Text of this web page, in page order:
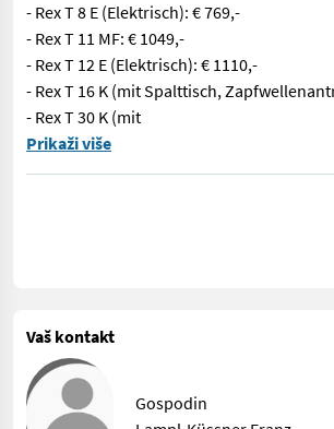
- Rex T 8 E (Elektrisch): € 769,-
- Rex T 11 MF: € 1049,-
- Rex T 12 E (Elektrisch): € 1110,-
- Rex T 16 K (mit Spalttisch,
- Rex T 30 K (mit
Die REX-Holzspalter mit
Prikaži više
Vaš kontakt
Gospodin